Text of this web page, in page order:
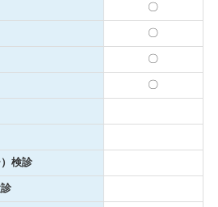
〇
〇
〇
〇
検診